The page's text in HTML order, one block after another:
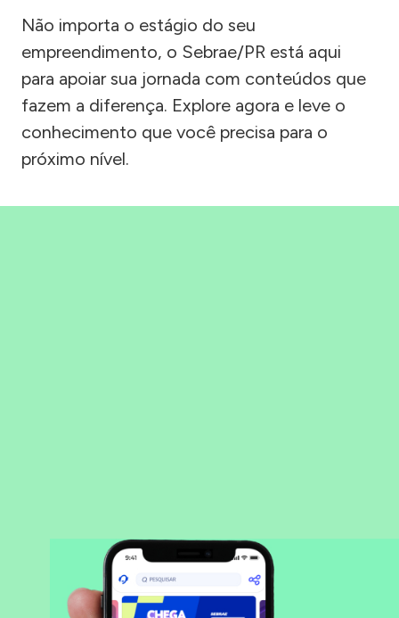
Não importa o estágio do seu
empreendimento, o Sebrae/PR está aqui
para apoiar sua jornada com conteúdos que
fazem a diferença. Explore agora e leve o
conhecimento que você precisa para o
próximo nível.